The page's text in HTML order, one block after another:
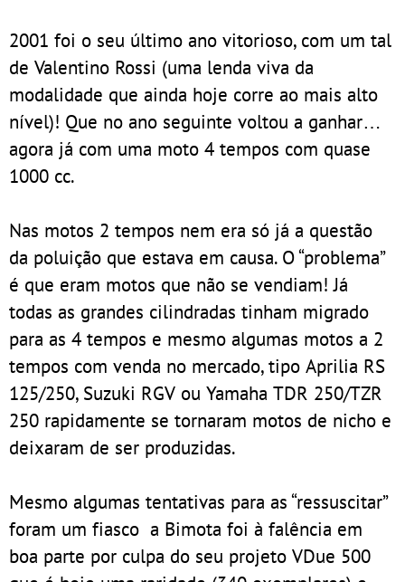
2001 foi o seu último ano vitorioso, com um tal
de Valentino Rossi (uma lenda viva da
modalidade que ainda hoje corre ao mais alto
nível)! Que no ano seguinte voltou a ganhar…
agora já com uma moto 4 tempos com quase
1000 cc.
Nas motos 2 tempos nem era só já a questão
da poluição que estava em causa. O “problema”
é que eram motos que não se vendiam! Já
todas as grandes cilindradas tinham migrado
para as 4 tempos e mesmo algumas motos a 2
tempos com venda no mercado, tipo Aprilia RS
125/250, Suzuki RGV ou Yamaha TDR 250/TZR
250 rapidamente se tornaram motos de nicho e
deixaram de ser produzidas.
Mesmo algumas tentativas para as “ressuscitar”
foram um fiasco a Bimota foi à falência em
boa parte por culpa do seu projeto VDue 500